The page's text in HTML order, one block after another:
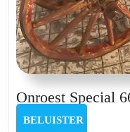
Onroest Special
BELUISTER